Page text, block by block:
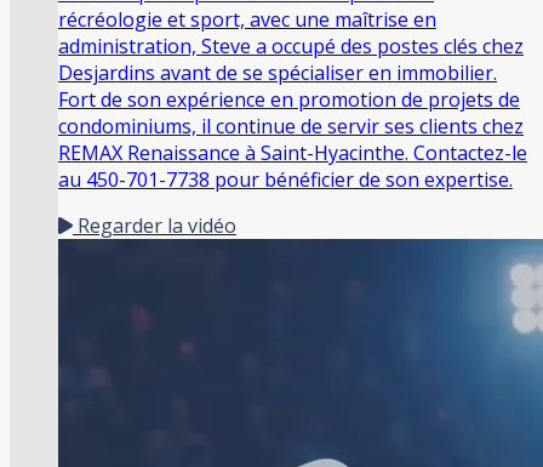
récréologie et sport, avec une maîtrise en
administration, Steve a occupé des postes clés chez
Desjardins avant de se spécialiser en immobilier.
Fort de son expérience en promotion de projets de
condominiums, il continue de servir ses clients chez
REMAX Renaissance à Saint-Hyacinthe. Contactez-le
au 450-701-7738 pour bénéficier de son expertise.
Regarder la vidéo